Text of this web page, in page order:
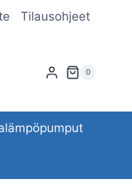
Tilausohjeet
0